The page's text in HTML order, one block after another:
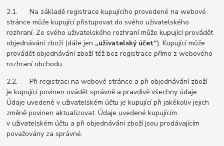
2.1. Na základě registrace kupujícího provedené na webové
stránce může kupující přistupovat do svého uživatelského
rozhraní. Ze svého uživatelského rozhraní může kupující provádět
objednávání zboží (dále jen „uživatelský účet“). Kupující může
provádět objednávání zboží též bez registrace přímo z webového
rozhraní obchodu.
2.2. Při registraci na webové stránce a při objednávání zboží
je kupující povinen uvádět správně a pravdivě všechny údaje.
Údaje uvedené v uživatelském účtu je kupující při jakékoliv jejich
změně povinen aktualizovat. Údaje uvedené kupujícím
v uživatelském účtu a při objednávání zboží jsou prodávajícím
považovány za správné.